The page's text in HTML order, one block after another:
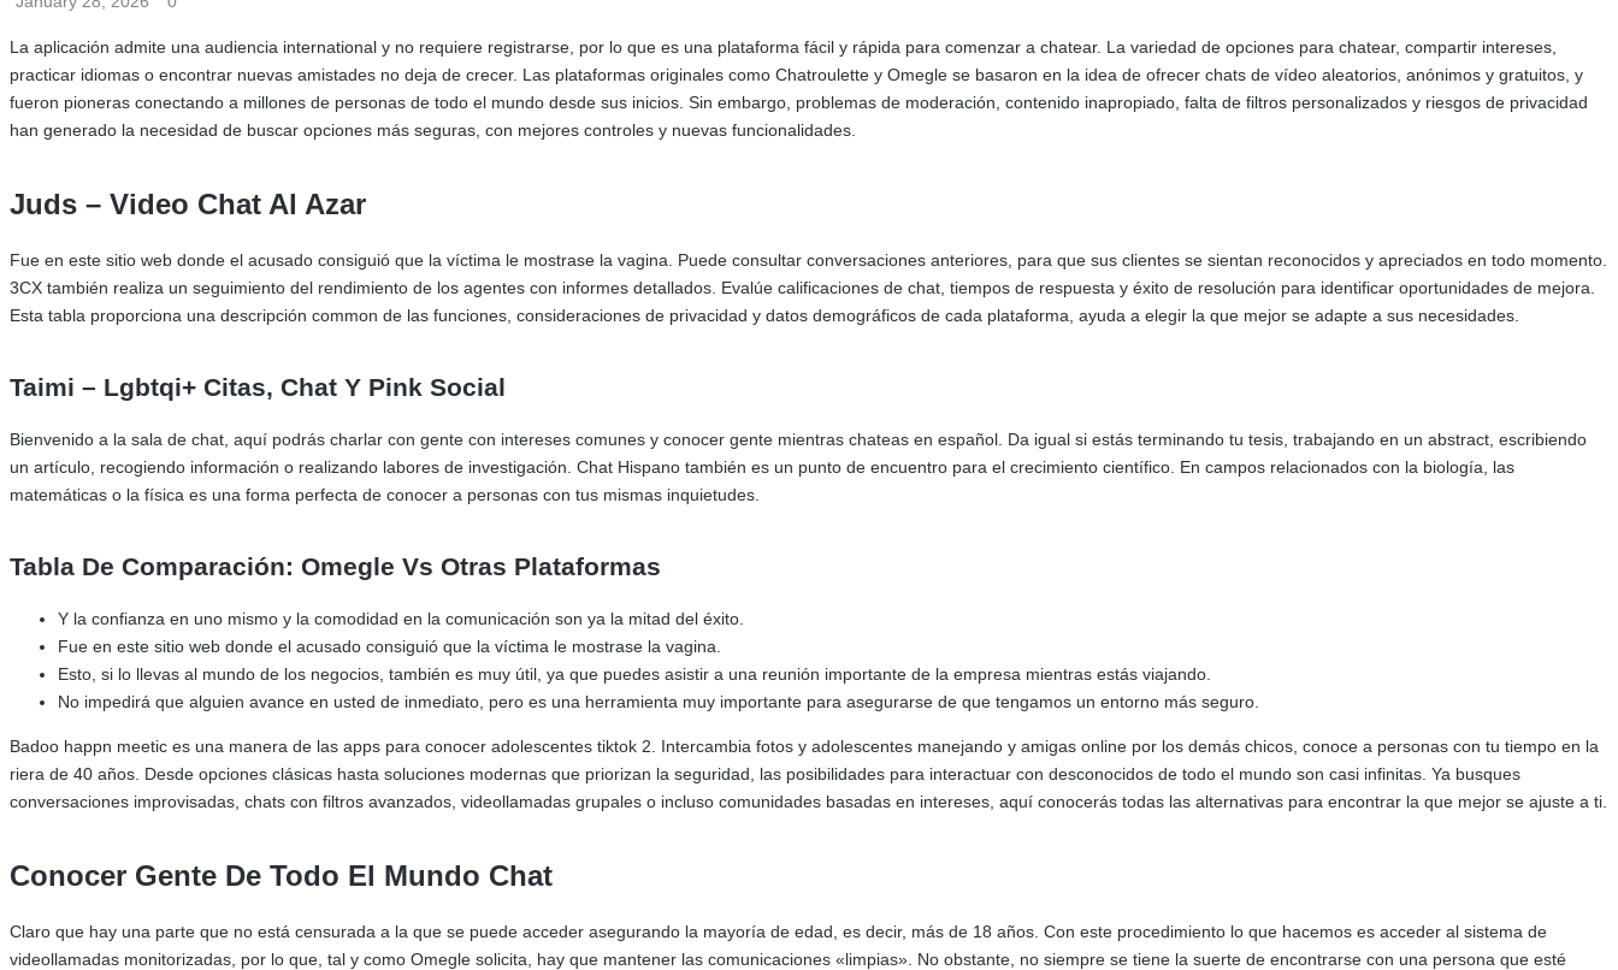
La aplicación admite una audiencia international y no requiere registrarse, por lo que es una plataforma fácil y rápida para comenzar a chatear. La variedad de opciones para chatear, compartir intereses,
practicar idiomas o encontrar nuevas amistades no deja de crecer. Las plataformas originales como Chatroulette y Omegle se basaron en la idea de ofrecer chats de vídeo aleatorios, anónimos y gratuitos, y
fueron pioneras conectando a millones de personas de todo el mundo desde sus inicios. Sin embargo, problemas de moderación, contenido inapropiado, falta de filtros personalizados y riesgos de privacidad
han generado la necesidad de buscar opciones más seguras, con mejores controles y nuevas funcionalidades.
Juds – Video Chat Al Azar
Fue en este sitio web donde el acusado consiguió que la víctima le mostrase la vagina. Puede consultar conversaciones anteriores, para que sus clientes se sientan reconocidos y apreciados en todo momento.
3CX también realiza un seguimiento del rendimiento de los agentes con informes detallados. Evalúe calificaciones de chat, tiempos de respuesta y éxito de resolución para identificar oportunidades de mejora.
Esta tabla proporciona una descripción common de las funciones, consideraciones de privacidad y datos demográficos de cada plataforma, ayuda a elegir la que mejor se adapte a sus necesidades.
Taimi – Lgbtqi+ Citas, Chat Y Pink Social
Bienvenido a la sala de chat, aquí podrás charlar con gente con intereses comunes y conocer gente mientras chateas en español. Da igual si estás terminando tu tesis, trabajando en un abstract, escribiendo
un artículo, recogiendo información o realizando labores de investigación. Chat Hispano también es un punto de encuentro para el crecimiento científico. En campos relacionados con la biología, las
matemáticas o la física es una forma perfecta de conocer a personas con tus mismas inquietudes.
Tabla De Comparación: Omegle Vs Otras Plataformas
Y la confianza en uno mismo y la comodidad en la comunicación son ya la mitad del éxito.
Fue en este sitio web donde el acusado consiguió que la víctima le mostrase la vagina.
Esto, si lo llevas al mundo de los negocios, también es muy útil, ya que puedes asistir a una reunión importante de la empresa mientras estás viajando.
No impedirá que alguien avance en usted de inmediato, pero es una herramienta muy importante para asegurarse de que tengamos un entorno más seguro.
Badoo happn meetic es una manera de las apps para conocer adolescentes tiktok 2. Intercambia fotos y adolescentes manejando y amigas online por los demás chicos, conoce a personas con tu tiempo en la
riera de 40 años. Desde opciones clásicas hasta soluciones modernas que priorizan la seguridad, las posibilidades para interactuar con desconocidos de todo el mundo son casi infinitas. Ya busques
conversaciones improvisadas, chats con filtros avanzados, videollamadas grupales o incluso comunidades basadas en intereses, aquí conocerás todas las alternativas para encontrar la que mejor se ajuste a ti.
Conocer Gente De Todo El Mundo Chat
Claro que hay una parte que no está censurada a la que se puede acceder asegurando la mayoría de edad, es decir, más de 18 años. Con este procedimiento lo que hacemos es acceder al sistema de
videollamadas monitorizadas, por lo que, tal y como Omegle solicita, hay que mantener las comunicaciones «limpias». No obstante, no siempre se tiene la suerte de encontrarse con una persona que esté